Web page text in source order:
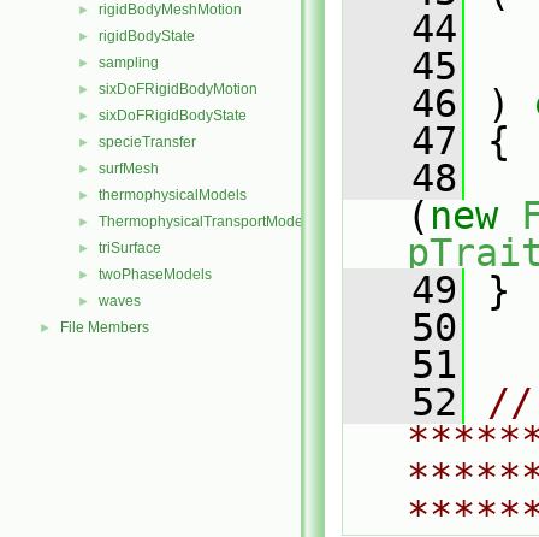
► rigidBodyMeshMotion
► rigidBodyState
► sampling
► sixDoFRigidBodyMotion
► sixDoFRigidBodyState
► specieTransfer
► surfMesh
► thermophysicalModels
► ThermophysicalTransportModels
► triSurface
► twoPhaseModels
► waves
► File Members
   44
   45
   46
)
   47
{
   48
( new
   49
}
   50
   51
   52
//